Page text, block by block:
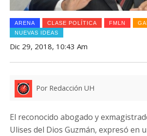
ARENA CLASE POLÍTICA FMLN
NUEVAS IDEAS
Dic 29, 2018, 10:43 Am
Por Redacción UH
El reconocido abogado y
Ulises del Dios Guzmán, expresó en